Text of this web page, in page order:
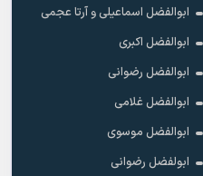
ابوالفضل اسماعیلی و آرتا عجمی
ابوالفضل اکبری
ابوالفضل رضوانی
ابوالفضل غلامی
ابوالفضل موسوی
ابولفضل رضوانی